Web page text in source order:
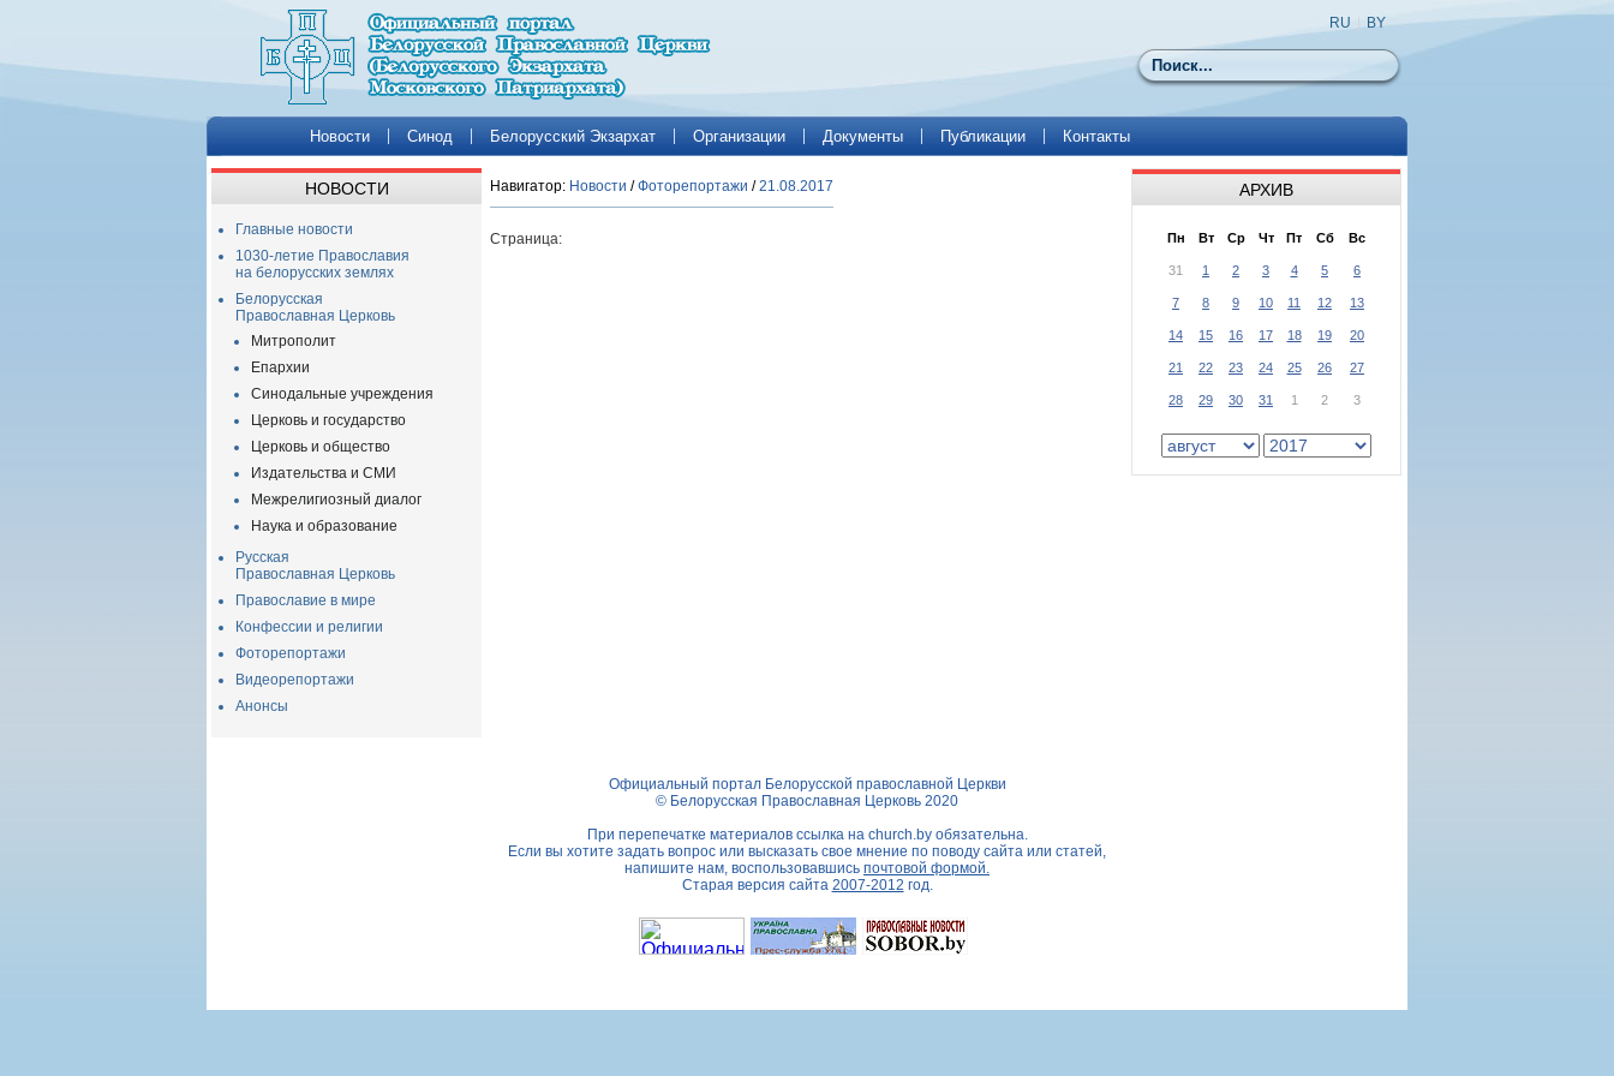
Поиск
RU BY
Новости Синод Белорусский Экзархат Организации Документы Публикации Контакты
НОВОСТИ
Главные новости
1030-летие Православия
на белорусских землях
Белорусская
Православная Церковь
Митрополит
Епархии
Синодальные учреждения
Церковь и государство
Церковь и общество
Издательства и СМИ
Межрелигиозный диалог
Наука и образование
Русская
Православная Церковь
Православие в мире
Конфессии и религии
Фоторепортажи
Видеорепортажи
Анонсы
Навигатор: Новости /Фоторепортажи /21.08.2017
Страница:
АРХИВ
Пн Вт Ср Чт Пт Сб Вс
31 1 2 3 4 5 6
7 8 9 10 11 12 13
14 15 16 17 18 19 20
21 22 23 24 25 26 27
28 29 30 31 1 2 3
Официальный портал Белорусской православной Церкви
© Белорусская Православная Церковь 2020
При перепечатке материалов ссылка на church.byобязательна.
Если вы хотите задать вопрос или высказать свое мнение по поводу сайта или статей,
напишите нам, воспользовавшись почтовой формой.
Старая версия сайта 2007-2012 год.